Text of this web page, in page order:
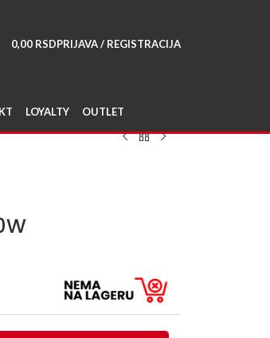
0,00 RSDPRIJAVA / REGISTRACIJA
LOYALTY OUTLET